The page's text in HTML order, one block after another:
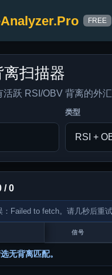
FREE
离扫描器
活跃 RSI/OBV 背离的外
类型
/ 0
Failed to fetch。请几秒后重试
信号
无背离匹配。